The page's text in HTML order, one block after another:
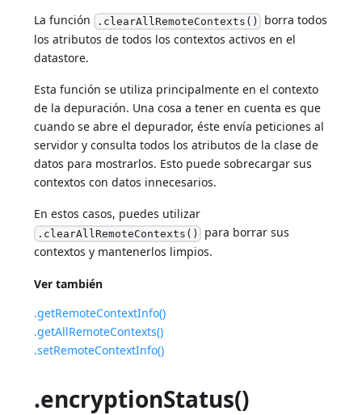
La función .clearAllRemoteContexts() borra todos
los atributos de todos los contextos activos en el
datastore.
Esta función se utiliza principalmente en el contexto
de la depuración. Una cosa a tener en cuenta es que
cuando se abre el depurador, éste envía peticiones al
servidor y consulta todos los atributos de la clase de
datos para mostrarlos. Esto puede sobrecargar sus
contextos con datos innecesarios.
En estos casos, puedes utilizar
.clearAllRemoteContexts() para borrar sus
contextos y mantenerlos limpios.
Ver también
.getRemoteContextInfo()
.getAllRemoteContexts()
.setRemoteContextInfo()
.encryptionStatus()